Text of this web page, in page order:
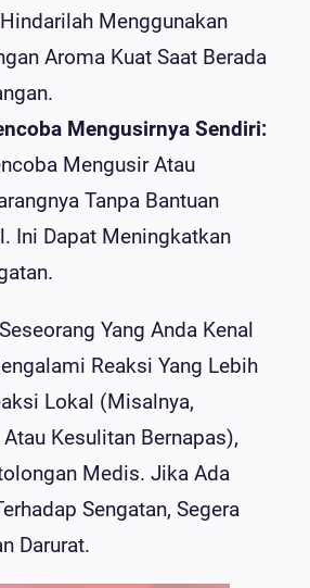
Menggunakan
Aroma Kuat Saat Berada
Mengusirnya Sendiri:
Mengusir Atau
Tanpa Bantuan
Ini Dapat Meningkatkan
Yang Anda Kenal
Reaksi Yang Lebih
Lokal (misalnya,
Kesulitan Bernapas),
Medis. Jika Ada
Sengatan, Segera
Darurat.